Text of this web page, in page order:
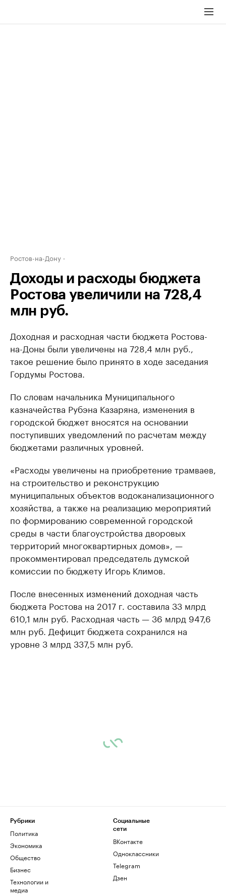
Ростов-на-Дону
Доходы и расходы бюджета
Ростова увеличили на 728,4
млн руб.
Доходная и расходная части бюджета Ростова-
на-Доны были увеличены на 728,4 млн руб.,
такое решение было принято в ходе заседания
Гордумы Ростова.
По словам начальника Муниципального
казначейства Рубэна Казаряна, изменения в
городской бюджет вносятся на основании
поступивших уведомлений по расчетам между
бюджетами различных уровней.
«Расходы увеличены на приобретение трамваев,
на строительство и реконструкцию
муниципальных объектов водоканализационного
хозяйства, а также на реализацию мероприятий
по формированию современной городской
среды в части благоустройства дворовых
территорий многоквартирных домов», —
прокомментировал председатель думской
комиссии по бюджету Игорь Климов.
После внесенных изменений доходная часть
бюджета Ростова на 2017 г. составила 33 млрд
610,1 млн руб. Расходная часть — 36 млрд 947,6
млн руб. Дефицит бюджета сохранился на
уровне 3 млрд 337,5 млн руб.
Рубрики
Политика
Экономика
Общество
Бизнес
Технологии и
медиа
Социальные
сети
ВКонтакте
Одноклассники
Telegram
Дзен